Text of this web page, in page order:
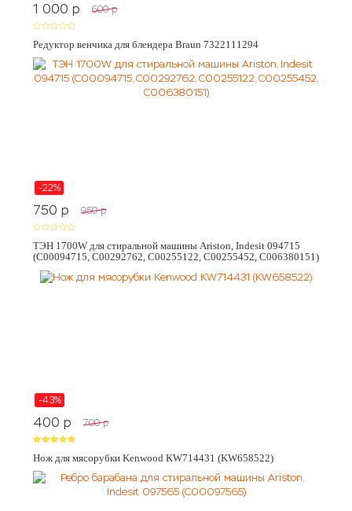
1 000 p 600 p
Редуктор венчика для блендера Braun 7322111294
-22%
750 p 950 p
ТЭН 1700W для стиральной машины Ariston, Indesit 094715
(C00094715, C00292762, C00255122, C00255452, C006380151)
-43%
400 p 700 p
Нож для мясорубки Kenwood KW714431 (KW658522)